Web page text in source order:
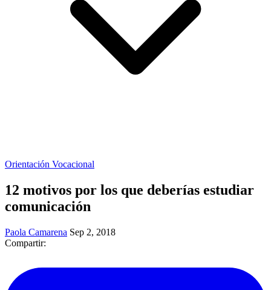
Orientación Vocacional
12 motivos por los que deberías estudiar
comunicación
Paola Camarena Sep 2, 2018
Compartir: